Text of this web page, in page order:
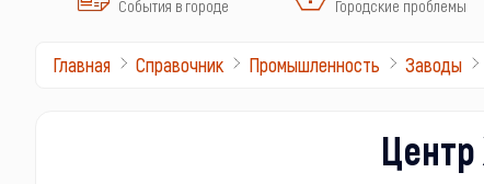
События в городе Городские проблемы
Главная Справочник Промышленность Заводы